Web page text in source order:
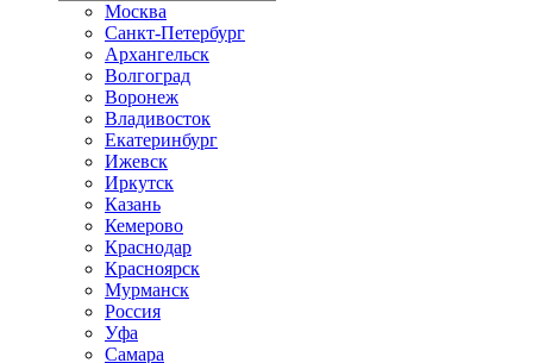
Москва
Санкт-Петербург
Архангельск
Волгоград
Воронеж
Владивосток
Екатеринбург
Ижевск
Иркутск
Казань
Кемерово
Краснодар
Красноярск
Мурманск
Россия
Уфа
Самара